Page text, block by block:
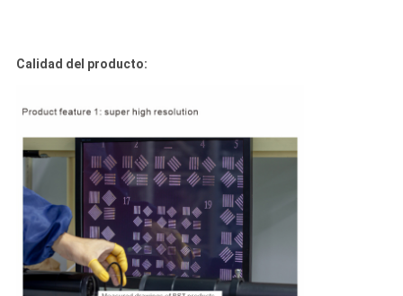
Calidad del producto: